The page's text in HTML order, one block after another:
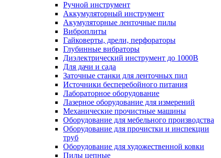
Ручной инструмент
Аккумуляторный инструмент
Акумуляторные ленточные пилы
Виброплиты
Гайковерты, дрели, перфораторы
Глубинные вибраторы
Диэлектрический инструмент до 1000В
Для дачи и сада
Заточные станки для ленточных пил
Источники бесперебойного питания
Лабораторное оборудование
Лазерное оборудование для измерений
Механические прочистные машины
Оборудование для мебельного производства
Оборудование для прочистки и инспекции
труб
Оборудование для художественной ковки
Пилы цепные